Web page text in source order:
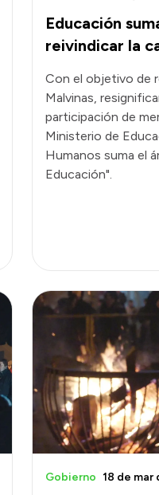
Educación
reivindicar la
Con el objetivo de
Malvinas,
participación de
Ministerio de
Humanos suma el
Educación".
Gobierno 18 de mar